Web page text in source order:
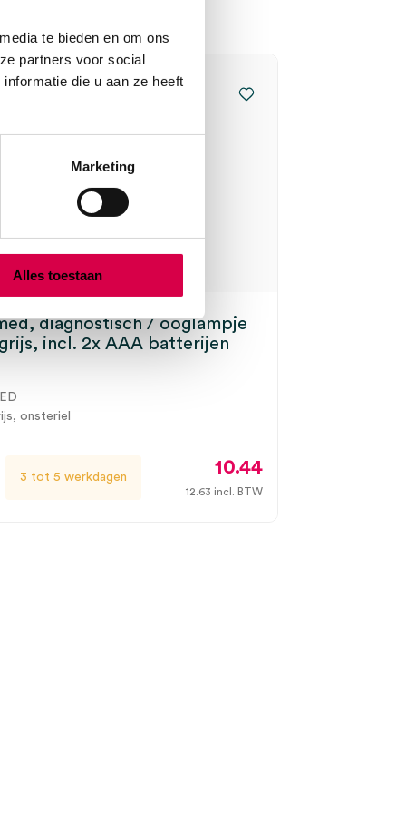
te bieden en om ons
partners voor social
die u aan ze heeft
Marketing
Alles toestaan
diagnostisch / ooglampje
incl. 2x AAA batterijen
onsteriel
3 tot 5 werkdagen 10.44
12.63 incl. BTW